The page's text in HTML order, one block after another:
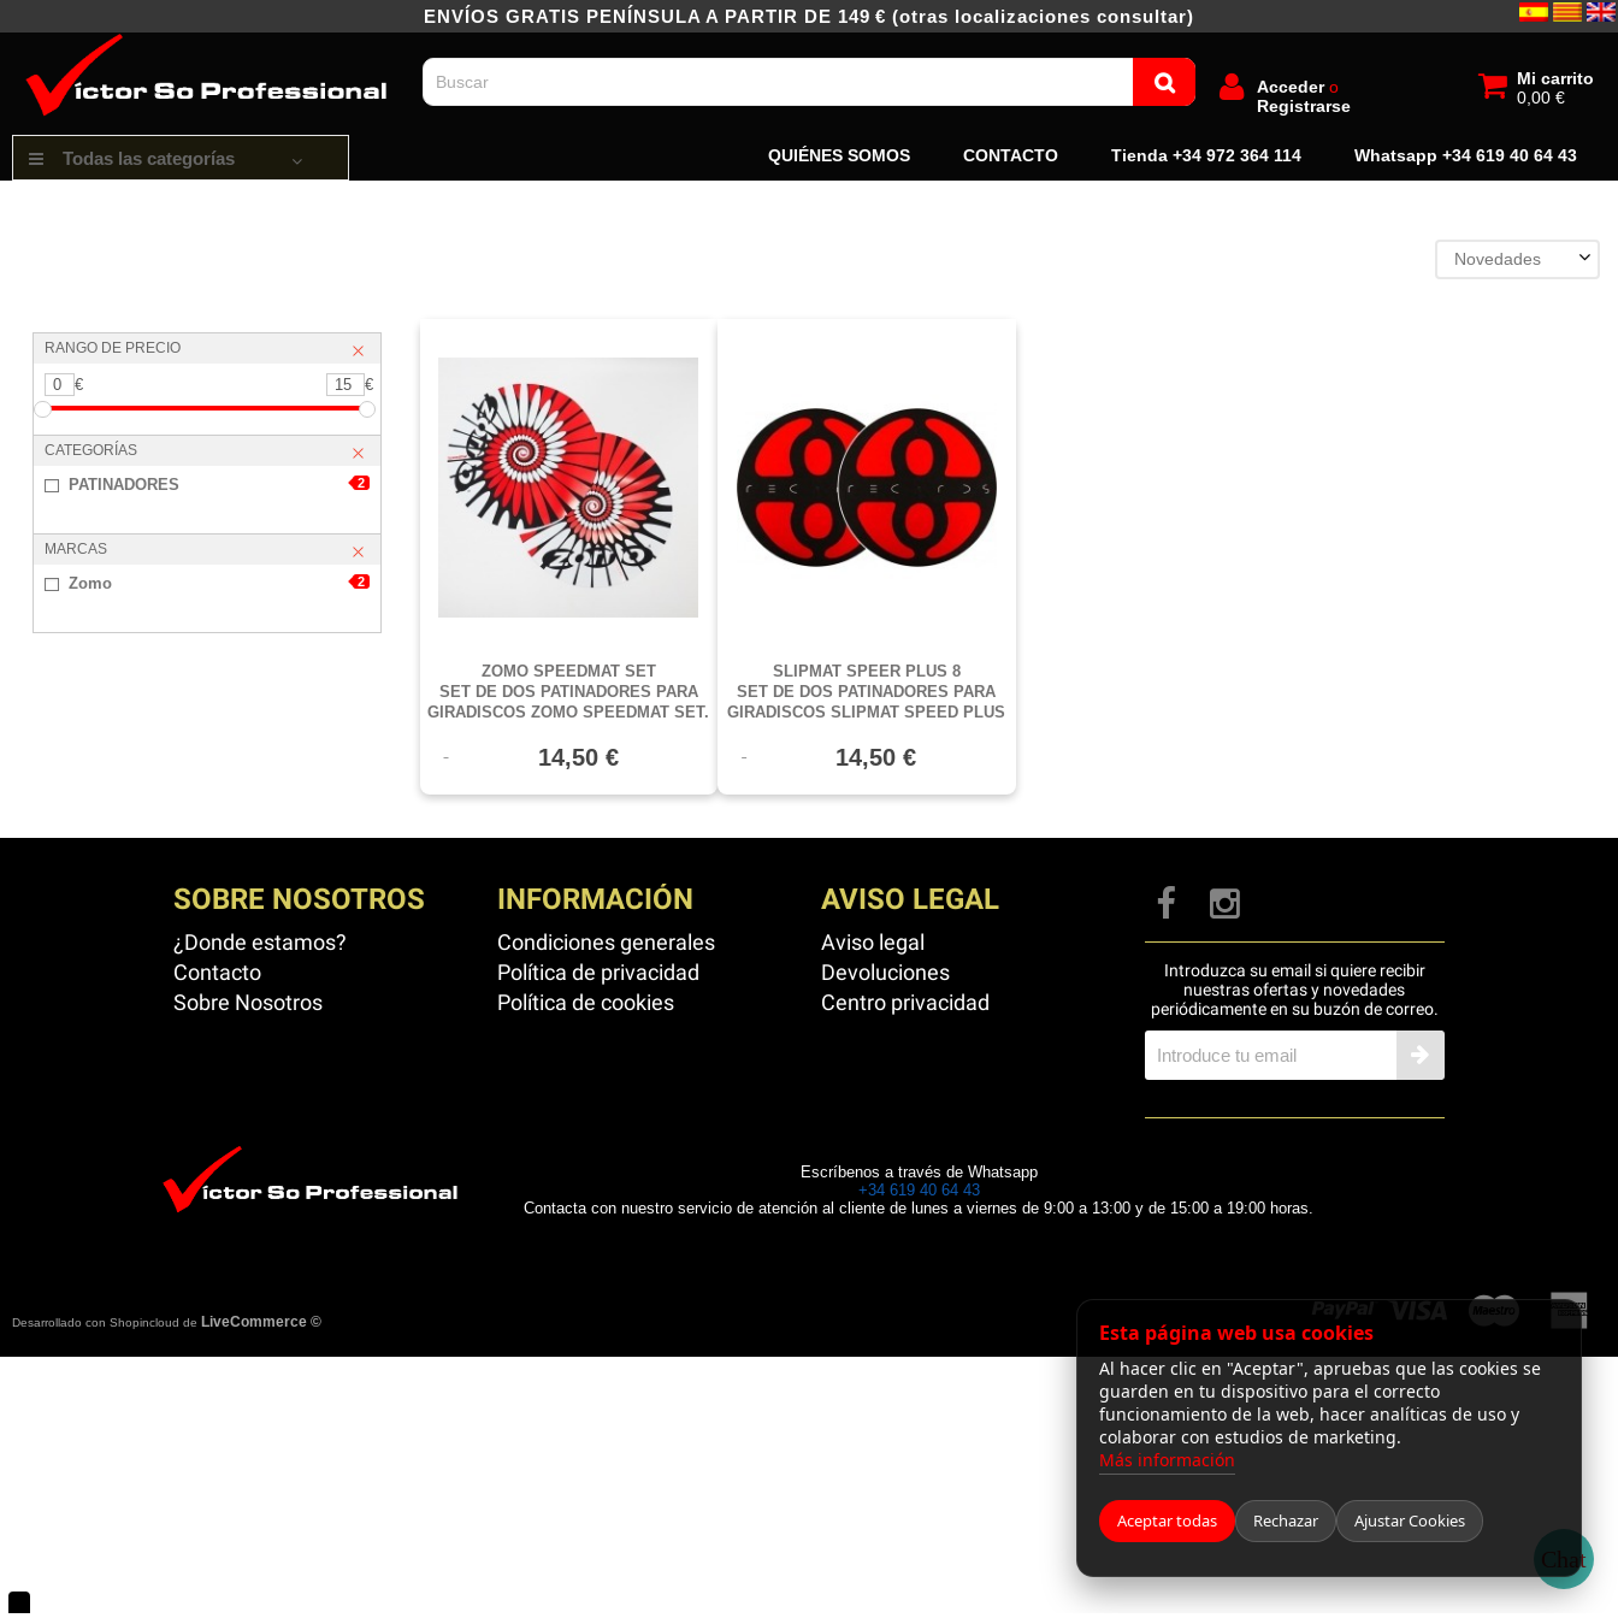
ENVÍOS GRATIS PENÍNSULA A PARTIR DE 149 € (otras localizaciones consultar)
Mi carrito
0,00 €
Accedero
Registrarse
Todas las categorías QUIÉNES SOMOS CONTACTO Tienda +34 972 364 114 Whatsapp +34 619 40 64 43
Novedades
RANGO DE PRECIO
0 € 15 €
CATEGORÍAS
PATINADORES 2
MARCAS
Zomo 2
ZOMO SPEEDMAT SET
SET DE DOS PATINADORES PARA
GIRADISCOS ZOMO SPEEDMAT SET.
14,50 €
SLIPMAT SPEER PLUS 8
SET DE DOS PATINADORES PARA
GIRADISCOS SLIPMAT SPEED PLUS
14,50 €
SOBRE NOSOTROS
¿Donde estamos?
Contacto
Sobre Nosotros
INFORMACIÓN
Condiciones generales
Política de privacidad
Política de cookies
AVISO LEGAL
Aviso legal
Devoluciones
Centro privacidad
Introduzca su email si quiere recibir
nuestras ofertas y novedades
periódicamente en su buzón de correo.
Escríbenos a través de Whatsapp
+34 619 40 64 43
Contacta con nuestro servicio de atención al cliente de lunes a viernes de 9:00 a 13:00 y de 15:00 a 19:00 horas.
Desarrollado con Shopincloud de LiveCommerce © Esta página web usa cookies
Al hacer clic en "Aceptar", apruebas que las cookies se
guarden en tu dispositivo para el correcto
funcionamiento de la web, hacer analíticas de uso y
colaborar con estudios de marketing.
Más información
Aceptar todas Rechazar Ajustar Cookies